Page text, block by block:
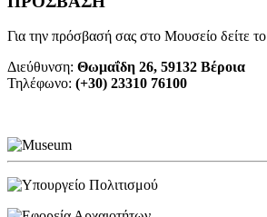
Για την πρόσβασή σας στο Μουσείο δείτε το
Διεύθυνση: Θωμαΐδη 26, 59132 Βέροια
Τηλέφωνο: (+30) 23310 76100